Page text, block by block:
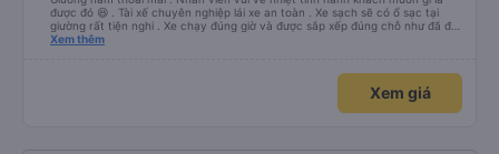
được đó 😆 . Tài xế chuyên nghiệp lái xe an toàn . Xe sạch sẽ có ổ sạc tại
giường rất tiện nghi . Xe chạy đúng giờ và được sắp xếp đúng chỗ như đã đặt
. Điểm 10 cho hoàng long đỏ 👍
Xem thêm
Xem giá